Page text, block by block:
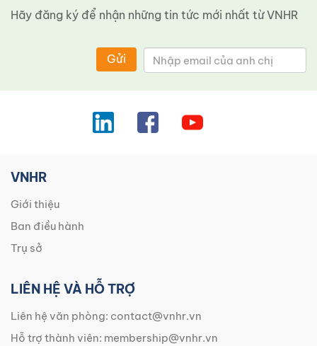
Hãy đăng ký để nhận những tin tức mới nhất từ ​​VNHR
Gửi
VNHR
Giới thiệu
Ban điều hành
Trụ sở
LIÊN HỆ VÀ HỖ TRỢ
Liên hệ văn phòng: contact@vnhr.vn
Hỗ trợ thành viên: membership@vnhr.vn